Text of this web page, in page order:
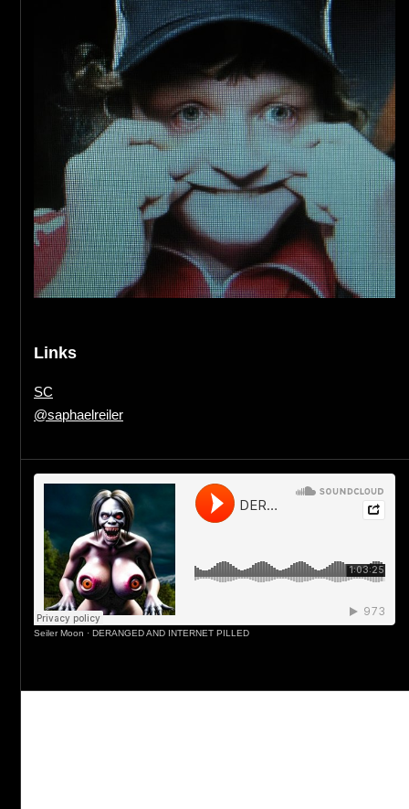
Links
SC
@saphaelreiler
Seiler Moon · DERANGED AND INTERNET PILLED